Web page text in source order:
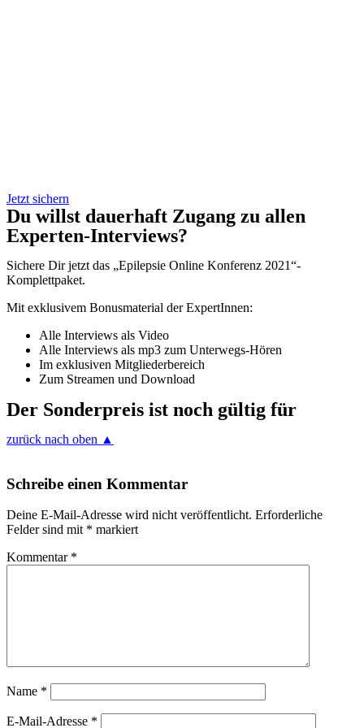
Jetzt sichern
Du willst dauerhaft Zugang zu allen
Experten-Interviews?
Sichere Dir jetzt das „Epilepsie Online Konferenz 2021“-
Komplettpaket.
Mit exklusivem Bonusmaterial der ExpertInnen:
Alle Interviews als Video
Alle Interviews als mp3 zum Unterwegs-Hören
Im exklusiven Mitgliederbereich
Zum Streamen und Download
Der Sonderpreis ist noch gültig für
zurück nach oben ▲
Schreibe einen Kommentar
Deine E-Mail-Adresse wird nicht veröffentlicht. Erforderliche
Felder sind mit * markiert
Kommentar *
Name *
E-Mail-Adresse *